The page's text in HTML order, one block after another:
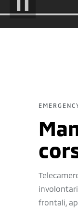
PAUSE
frontali,